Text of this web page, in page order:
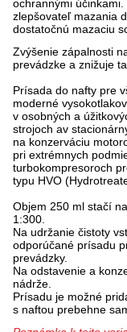
ochrannými
zlepšovateľ mazania
dostatočnú mazaciu
Zvýšenie zápalnosti
prevádzke a znižuje
Prísada do nafty pre
moderné
v osobných a
strojoch av
na konzerváciu
pri extrémnych
turbokompresoroch
typu HVO
Objem 250 ml stačí
1:300.
Na udržanie čistoty
odporúčané prísadu
prevádzky.
Na odstavenie a
nádrže.
Prísadu je možné
s naftou prebehne